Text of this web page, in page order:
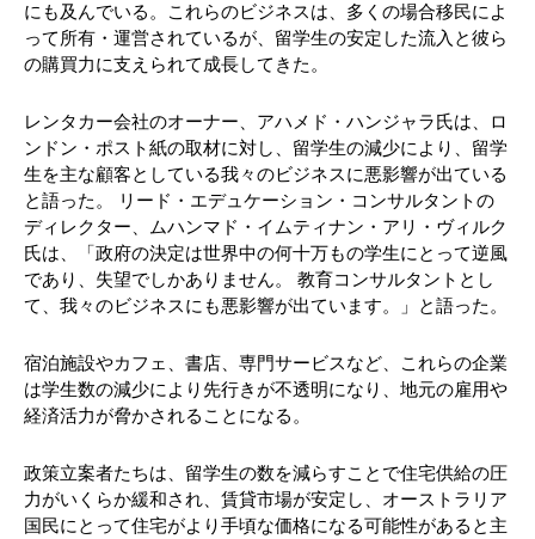
にも及んでいる。これらのビジネスは、多くの場合移民によ
って所有・運営されているが、留学生の安定した流入と彼ら
の購買力に支えられて成長してきた。
レンタカー会社のオーナー、アハメド・ハンジャラ氏は、ロ
ンドン・ポスト紙の取材に対し、留学生の減少により、留学
生を主な顧客としている我々のビジネスに悪影響が出ている
と語った。 リード・エデュケーション・コンサルタントの
ディレクター、ムハンマド・イムティナン・アリ・ヴィルク
氏は、「政府の決定は世界中の何十万もの学生にとって逆風
であり、失望でしかありません。 教育コンサルタントとし
て、我々のビジネスにも悪影響が出ています。」と語った。
宿泊施設やカフェ、書店、専門サービスなど、これらの企業
は学生数の減少により先行きが不透明になり、地元の雇用や
経済活力が脅かされることになる。
政策立案者たちは、留学生の数を減らすことで住宅供給の圧
力がいくらか緩和され、賃貸市場が安定し、オーストラリア
国民にとって住宅がより手頃な価格になる可能性があると主